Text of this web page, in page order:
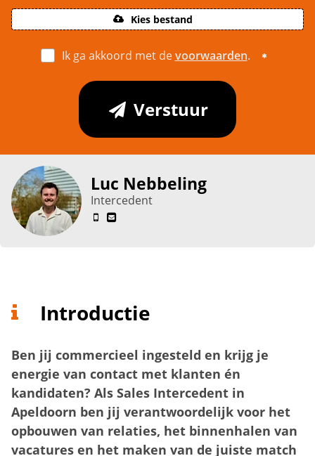
Luc Nebbeling
Intercedent
Kies bestand
Ik ga akkoord met devoorwaarden.
Verstuur
Introductie
Ben jij commercieel ingesteld en krijg je
energie van contact met klanten én
kandidaten? Als Sales Intercedent in
Apeldoorn ben jij verantwoordelijk voor het
opbouwen van relaties, het binnenhalen van
vacatures en het maken van de juiste match